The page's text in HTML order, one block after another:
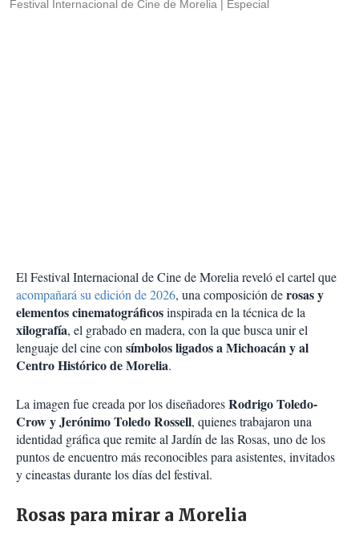
Festival Internacional de Cine de Morelia Especial
El Festival Internacional de Cine de Morelia reveló el cartel que
acompañará su edición de 2026, una composición derosas y
elementos cinematográficosinspirada en la técnica de la
xilografía, el grabado en madera, con la que busca unir el
lenguaje del cine consímbolos ligados a Michoacán y al
Centro Histórico de Morelia.
La imagen fue creada por los diseñadoresRodrigo Toledo-
Crow y Jerónimo Toledo Rossell, quienes trabajaron una
identidad gráfica que remite al Jardín de las Rosas, uno de los
puntos de encuentro más reconocibles para asistentes, invitados
y cineastas durante los días del festival.
Rosas para mirar a Morelia